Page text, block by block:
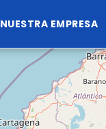
NUESTRA EMPRESA